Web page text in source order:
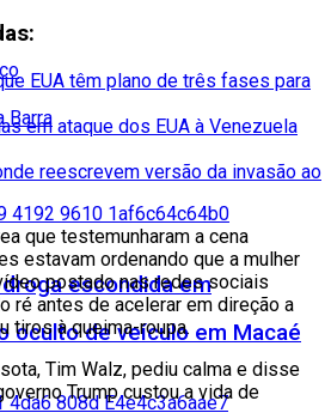
Barra
escondida em
oculto de veículo em Macaé
EUA têm plano de três fases para
em ataque dos EUA à Venezuela
reescrevem versão da invasão ao
que testemunharam a cena
estavam ordenando que a mulher
postado nas redes sociais
ré antes de acelerar em direção a
tiros à queima-roupa.
Tim Walz, pediu calma e disse
Trump custou a vida de